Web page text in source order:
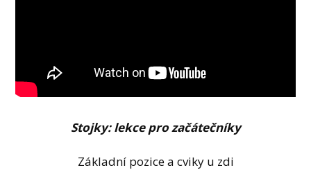
Stojky: lekce pro začátečníky
Základní pozice a cviky u zdi